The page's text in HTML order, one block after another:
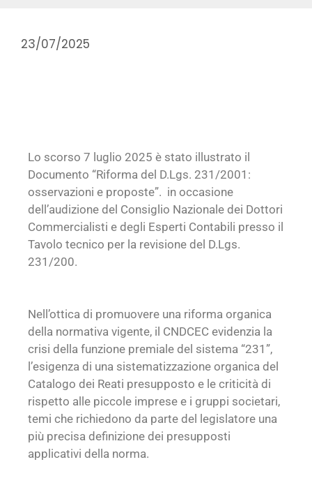
23/07/2025
Lo scorso 7 luglio 2025 è stato illustrato il
Documento “Riforma del D.Lgs. 231/2001:
osservazioni e proposte”. in occasione
dell’audizione del Consiglio Nazionale dei Dottori
Commercialisti e degli Esperti Contabili presso il
Tavolo tecnico per la revisione del D.Lgs.
231/200.
Nell’ottica di promuovere una riforma organica
della normativa vigente, il CNDCEC evidenzia la
crisi della funzione premiale del sistema “231”,
l’esigenza di una sistematizzazione organica del
Catalogo dei Reati presupposto e le criticità di
rispetto alle piccole imprese e i gruppi societari,
temi che richiedono da parte del legislatore una
più precisa definizione dei presupposti
applicativi della norma.